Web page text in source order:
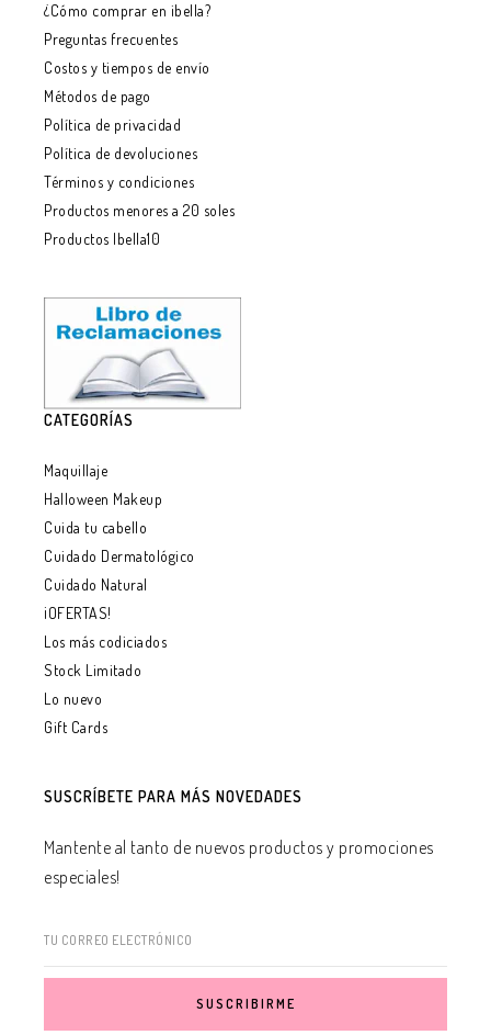
¿Cómo comprar en ibella?
Preguntas frecuentes
Costos y tiempos de envío
Métodos de pago
Política de privacidad
Política de devoluciones
Términos y condiciones
Productos menores a 20 soles
Productos Ibella10
CATEGORÍAS
Maquillaje
Halloween Makeup
Cuida tu cabello
Cuidado Dermatológico
Cuidado Natural
¡OFERTAS!
Los más codiciados
Stock Limitado
Lo nuevo
Gift Cards
SUSCRÍBETE PARA MÁS NOVEDADES
Mantente al tanto de nuevos productos y promociones
especiales!
TU CORREO ELECTRÓNICO